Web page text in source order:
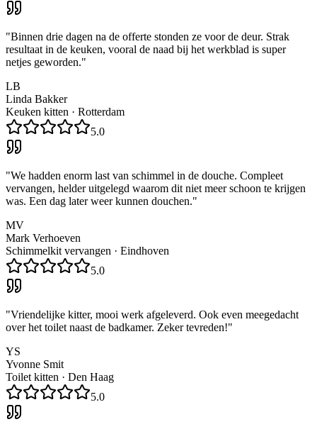
"Binnen drie dagen na de offerte stonden ze voor de deur. Strak
resultaat in de keuken, vooral de naad bij het werkblad is super
netjes geworden."
LB
Linda Bakker
Keuken kitten · Rotterdam
5.0
"We hadden enorm last van schimmel in de douche. Compleet
vervangen, helder uitgelegd waarom dit niet meer schoon te krijgen
was. Een dag later weer kunnen douchen."
MV
Mark Verhoeven
Schimmelkit vervangen · Eindhoven
5.0
"Vriendelijke kitter, mooi werk afgeleverd. Ook even meegedacht
over het toilet naast de badkamer. Zeker tevreden!"
YS
Yvonne Smit
Toilet kitten · Den Haag
5.0